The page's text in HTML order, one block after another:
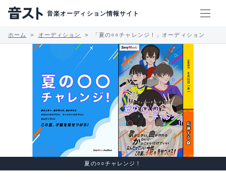
音楽オーディション情報サイト
ホーム オーディション 「夏の○○チャレンジ！」オーディション
夏の○○チャレンジ！